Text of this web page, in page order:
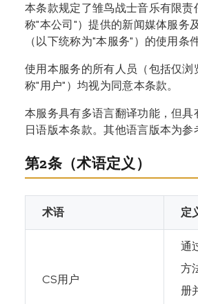
本条款规定了雏鸟战士音乐有限责
称"本公司"）提供的新闻媒体服务
（以下统称为"本服务"）的使用条件
使用本服务的所有人员（包括仅浏
称"用户"）均视为同意本条款。
本服务具有多语言翻译功能，但具
日语版本条款。其他语言版本为参
第2条（术语定义）
术语 定
CS用户
通
方
册